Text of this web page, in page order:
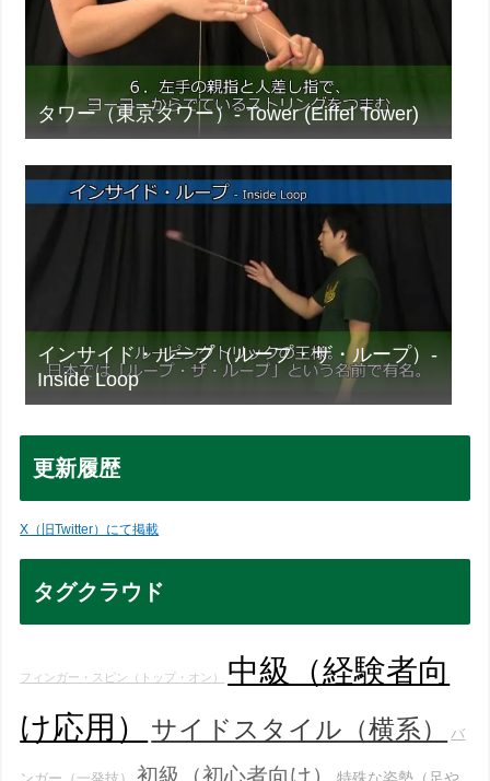
タワー（東京タワー）- Tower (Eiffel Tower)
インサイド・ループ（ループ・ザ・ループ）-
Inside Loop
更新履歴
X（旧Twitter）にて掲載
タグクラウド
フィンガー・スピン（トップ・オン）
中級（経験者向
け応用）
サイドスタイル（横系） バ
初級（初心者向け）